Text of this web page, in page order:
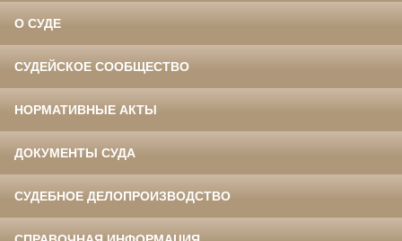
О СУДЕ
СУДЕЙСКОЕ СООБЩЕСТВО
НОРМАТИВНЫЕ АКТЫ
ДОКУМЕНТЫ СУДА
СУДЕБНОЕ ДЕЛОПРОИЗВОДСТВО